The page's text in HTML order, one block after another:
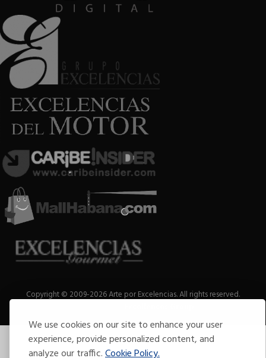
We use cookies on our site to enhance your user
experience, provide personalized content, and
analyze our traffic.Cookie Policy.
Copyright © 2009-2026 Arte por Excelencias.All rights reserved.